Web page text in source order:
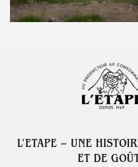
L’ETAPE – UNE
ET DE